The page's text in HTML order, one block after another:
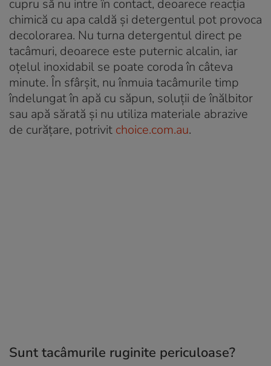
cupru să nu intre în contact, deoarece reacția
chimică cu apa caldă și detergentul pot provoca
decolorarea. Nu turna detergentul direct pe
tacâmuri, deoarece este puternic alcalin, iar
oțelul inoxidabil se poate coroda în câteva
minute. În sfârșit, nu înmuia tacâmurile timp
îndelungat în apă cu săpun, soluții de înălbitor
sau apă sărată și nu utiliza materiale abrazive
de curățare, potrivit choice.com.au.
Sunt tacâmurile ruginite periculoase?